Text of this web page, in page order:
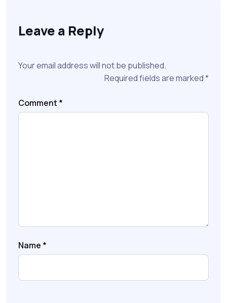
Leave a Reply
Your email address will not be published.
Required fields are marked*
Comment *
Name *